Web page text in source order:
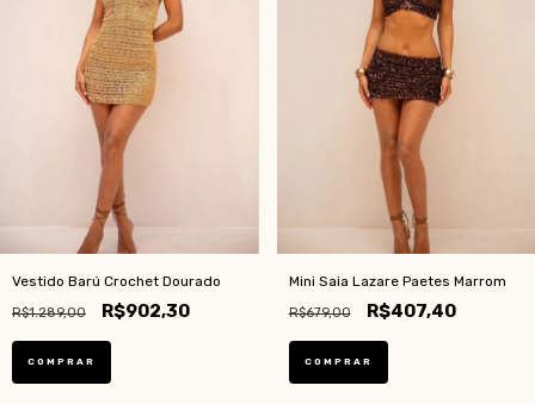
Vestido Barú Crochet Dourado
R$1.289,00 R$902,30
COMPRAR
Mini Saia Lazare Paetes Marrom
R$679,00 R$407,40
COMPRAR